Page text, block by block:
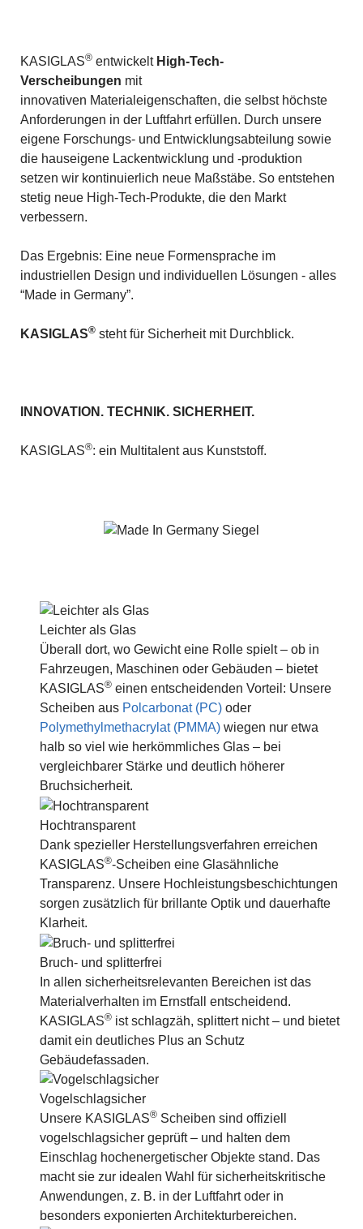
KASIGLAS® entwickelt High-Tech-
Verscheibungen mit
innovativen Materialeigenschaften, die selbst höchste
Anforderungen in der Luftfahrt erfüllen. Durch unsere
eigene Forschungs- und Entwicklungsabteilung sowie
die hauseigene Lackentwicklung und -produktion
setzen wir kontinuierlich neue Maßstäbe. So entstehen
stetig neue High-Tech-Produkte, die den Markt
verbessern.
Das Ergebnis: Eine neue Formensprache im
industriellen Design und individuellen Lösungen - alles
“Made in Germany”.
KASIGLAS® steht für Sicherheit mit Durchblick.
INNOVATION. TECHNIK. SICHERHEIT.
KASIGLAS®: ein Multitalent aus Kunststoff.
Leichter als Glas
Überall dort, wo Gewicht eine Rolle spielt – ob in
Fahrzeugen, Maschinen oder Gebäuden – bietet
KASIGLAS® einen entscheidenden Vorteil: Unsere
Scheiben aus Polcarbonat (PC) oder
Polymethylmethacrylat (PMMA) wiegen nur etwa
halb so viel wie herkömmliches Glas – bei
vergleichbarer Stärke und deutlich höherer
Bruchsicherheit.
Hochtransparent
Dank spezieller Herstellungsverfahren erreichen
KASIGLAS®-Scheiben eine Glasähnliche
Transparenz. Unsere Hochleistungsbeschichtungen
sorgen zusätzlich für brillante Optik und dauerhafte
Klarheit.
Bruch- und splitterfrei
In allen sicherheitsrelevanten Bereichen ist das
Materialverhalten im Ernstfall entscheidend.
KASIGLAS® ist schlagzäh, splittert nicht – und bietet
damit ein deutliches Plus an Schutz
Gebäudefassaden.
Vogelschlagsicher
Unsere KASIGLAS® Scheiben sind offiziell
vogelschlagsicher geprüft – und halten dem
Einschlag hochenergetischer Objekte stand. Das
macht sie zur idealen Wahl für sicherheitskritische
Anwendungen, z. B. in der Luftfahrt oder in
besonders exponierten Architekturbereichen.